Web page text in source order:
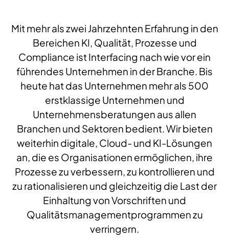
Mit mehr als zwei Jahrzehnten Erfahrung in den
Bereichen KI, Qualität, Prozesse und
Compliance ist Interfacing nach wie vor ein
führendes Unternehmen in der Branche. Bis
heute hat das Unternehmen mehr als 500
erstklassige Unternehmen und
Unternehmensberatungen aus allen
Branchen und Sektoren bedient. Wir bieten
weiterhin digitale, Cloud- und KI-Lösungen
an, die es Organisationen ermöglichen, ihre
Prozesse zu verbessern, zu kontrollieren und
zu rationalisieren und gleichzeitig die Last der
Einhaltung von Vorschriften und
Qualitätsmanagementprogrammen zu
verringern.